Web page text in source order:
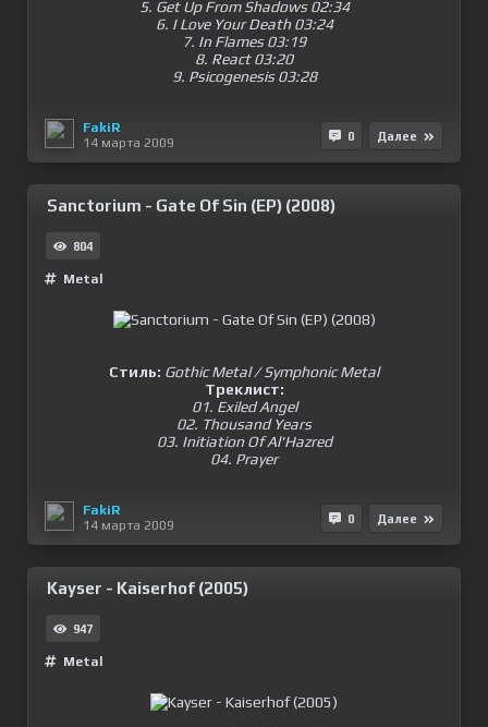
5. Get Up From Shadows 02:34
6. I Love Your Death 03:24
7. In Flames 03:19
8. React 03:20
9. Psicogenesis 03:28
FakiR
14 марта 2009
0 Далее
Sanctorium - Gate Of Sin (EP) (2008)
804
Metal
Стиль: Gothic Metal / Symphonic Metal
Треклист:
01. Exiled Angel
02. Thousand Years
03. Initiation Of Al'Hazred
04. Prayer
FakiR
14 марта 2009
0 Далее
Kayser - Kaiserhof (2005)
947
Metal